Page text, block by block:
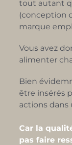
tout autant
(conception
marque
Vous avez
alimenter
Bien
être insérés
actions dans
Car la
pas faire